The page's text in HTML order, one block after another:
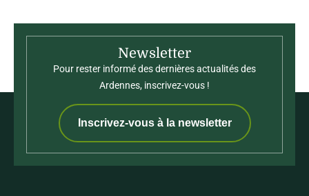
Newsletter
Pour rester informé des dernières actualités des
Ardennes, inscrivez-vous !
Inscrivez-vous à la newsletter